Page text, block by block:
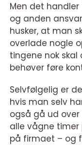
Men det
og anden
husker, at man
overlade nogle
tingene nok skal
behøver føre
Selvfølgelig er
hvis man selv
også gå ud
alle vågne timer
på firmaet – og